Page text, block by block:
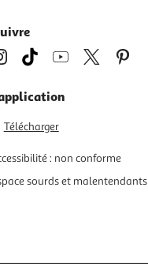
Télécharger
: non conforme
sourds et malentendants